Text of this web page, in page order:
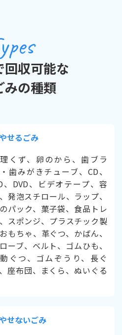
回収可能な
みの種類
せるごみ
くず、卵のから、歯ブラ
歯みがきチューブ、CD、
、DVD、ビデオテープ、容
発泡スチロール、ラップ、
パック、菓子袋、食品トレ
スポンジ、プラスチック製
もちゃ、革ぐつ、かばん、
ーブ、ベルト、ゴムひも、
ぐつ、ゴムぞうり、長ぐ
座布団、まくら、ぬいぐる
せないごみ